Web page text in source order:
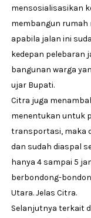
mensosialisasikan
membangun rumah
apabila jalan ini
kedepan pelebaran
bangunan warga
ujar Bupati.
Citra juga
menentukan untuk
transportasi, maka
dan sudah diaspal
hanya 4 sampai 5
berbondong-
Utara. Jelas Citra.
Selanjutnya terkait